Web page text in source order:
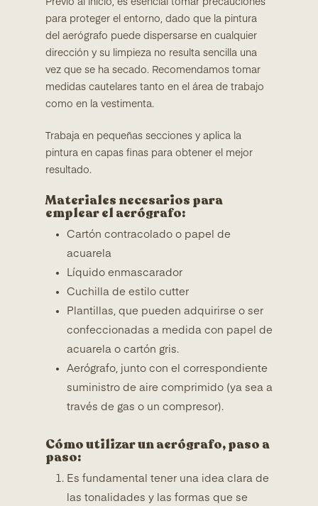
Previo al inicio, es esencial tomar precauciones
para proteger el entorno, dado que la pintura
del aerógrafo puede dispersarse en cualquier
dirección y su limpieza no resulta sencilla una
vez que se ha secado. Recomendamos tomar
medidas cautelares tanto en el área de trabajo
como en la vestimenta.
Trabaja en pequeñas secciones y aplica la
pintura en capas finas para obtener el mejor
resultado.
Materiales necesarios para
emplear el aerógrafo:
Cartón contracolado o papel de
acuarela
Líquido enmascarador
Cuchilla de estilo cutter
Plantillas, que pueden adquirirse o ser
confeccionadas a medida con papel de
acuarela o cartón gris.
Aerógrafo, junto con el correspondiente
suministro de aire comprimido (ya sea a
través de gas o un compresor).
Cómo utilizar un aerógrafo, paso a
paso:
Es fundamental tener una idea clara de
las tonalidades y las formas que se